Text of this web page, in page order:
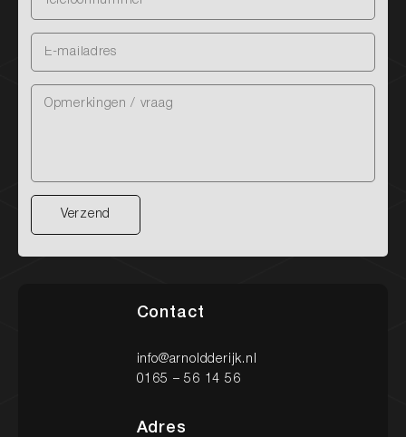
Verzend
Verzend
Contact
info@arnoldderijk.nl
0165 – 56 14 56
Adres